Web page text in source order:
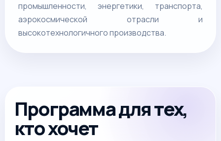
промышленности, энергетики, транспорта,
аэрокосмической отрасли и
высокотехнологичного производства.
Программа для тех,
кто хочет